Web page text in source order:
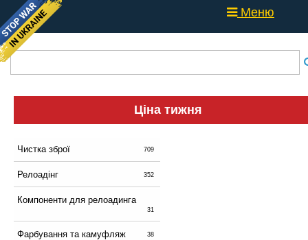
Меню
Ціна тижня
Чистка зброї 709
Релоадінг 352
Компоненти для релоадинга
31
Фарбування та камуфляж 38